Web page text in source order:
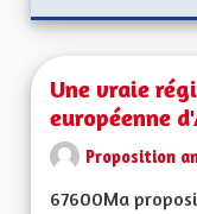
Une vraie
européenne
Proposition
67600Ma